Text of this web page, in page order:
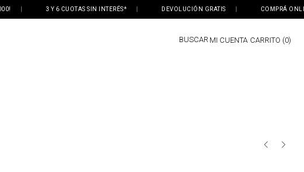
| 3 Y 6 CUOTAS SIN INTERÉS* | DEVOLUCIÓN GRATIS | COMPRÁ
BUSCAR MI CUENTA 0